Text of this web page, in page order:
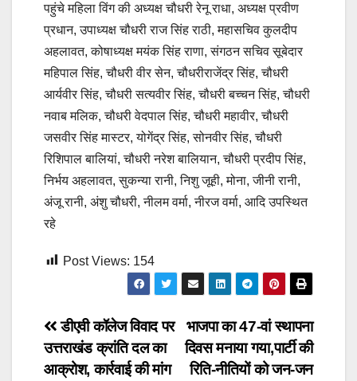
पहुंचे महिला विंग की अध्यक्ष चौधरी रेनू राधा, अध्यक्ष प्रवीण
प्रधान, उपाध्यक्ष चौधरी राज सिंह राठी, महासचिव कुलदीप
अहलावत, कोषाध्यक्ष मयंक सिंह राणा, संगठन सचिव सूबेदार
महिपाल सिंह, चौधरी वीर सेन, चौधरीराजेंद्र सिंह, चौधरी
आर्यवीर सिंह, चौधरी सत्यवीर सिंह, चौधरी बच्चन सिंह, चौधरी
नवाब मलिक, चौधरी वेदपाल सिंह, चौधरी महावीर, चौधरी
जसवीर सिंह मास्टर, योगेंद्र सिंह, सोनवीर सिंह, चौधरी
रिशिपाल बालियां, चौधरी नरेश बालियान, चौधरी प्रदीप सिंह,
निर्भय अहलावत, सुकन्या रानी, निशु जूही, मोना, जीनी रानी,
अंजू रानी, अंशु चौधरी, नीलम वर्मा, नीरज वर्मा, आदि उपस्थित
रहे
Post Views: 154
Post
navigation
भाजपा का 47-वां स्थापना
दिवस मनाया गया,पार्टी की
रिति-नीतियों को जन-जन
डीएवी कॉलेज विवाद पर
उत्तराखंड क्रांति दल का
आक्रोश, कार्रवाई की मांग